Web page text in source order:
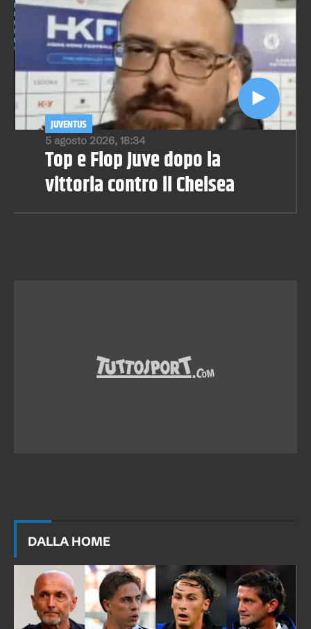
5 agosto 2026, 18:34
JUVENTUS
Top e Flop Juve dopo la
vittoria contro il Chelsea
DALLA HOME